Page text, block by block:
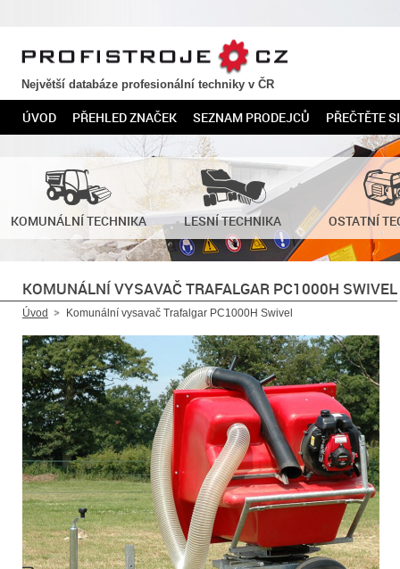
PROFISTROJE.CZ
Největší databáze profesionální techniky v ČR
ÚVOD PŘEHLED ZNAČEK SEZNAM PRODEJCŮ PŘEČTĚTE SI
KOMUNÁLNÍ TECHNIKA LESNÍ TECHNIKA OSTATNÍ
KOMUNÁLNÍ VYSAVAČ TRAFALGAR PC1000H SWIVEL
Úvod Komunální vysavač Trafalgar PC1000H Swivel